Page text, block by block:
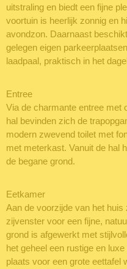
uitstraling en biedt een fijne
voortuin is heerlijk zonnig en
avondzon. Daarnaast
gelegen eigen
laadpaal, praktisch in het
Entree
Via de charmante entree met
hal bevinden zich de
modern zwevend toilet met
met meterkast. Vanuit de hal
de begane grond.
Eetkamer
Aan de voorzijde van het
zijvenster voor een fijne,
grond is afgewerkt met
het geheel een rustige en
plaats voor een grote eettafel